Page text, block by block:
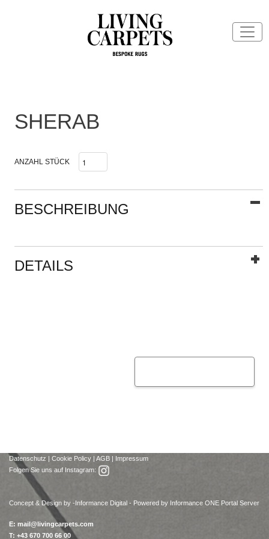
SHERAB
ANZAHL STÜCK
BESCHREIBUNG
DETAILS
Datenschutz | Cookie Policy | AGB | Impressum
Folgen Sie uns auf Instagram:
Concept & Design by -Informance Digital - Powered by Informance ONE Portal Server
E: mail@livingcarpets.com
T: +43 670 700 66 00